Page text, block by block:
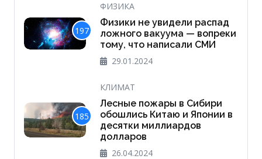
197
ФИЗИКА
Физики не увидели распад
ложного вакуума — вопреки
тому, что написали СМИ
29.01.2024
185
КЛИМАТ
Лесные пожары в Сибири
обошлись Китаю и Японии в
десятки миллиардов
долларов
26.04.2024